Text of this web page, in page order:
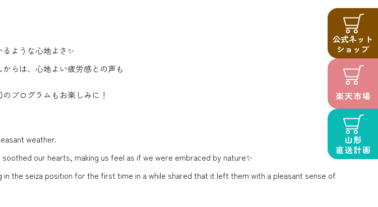
ような心地よさ✨
らは、心地よい疲労感との声も
プログラムもお楽しみに！
weather.
our hearts, making us feel as if we were embraced by nature✨
the seiza position for the first time in a while shared that it left them with a pleasant sense of